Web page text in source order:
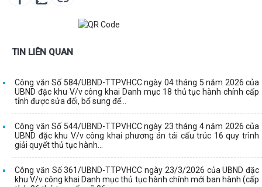
TIN LIÊN QUAN
Công văn Số 584/UBND-TTPVHCC ngày 04 tháng 5 năm 2026 của
UBND đặc khu V/v công khai Danh mục 18 thủ tục hành chính cấp
tỉnh được sửa đổi, bổ sung để...
Công văn Số 544/UBND-TTPVHCC ngày 23 tháng 4 năm 2026 của
UBND đặc khu V/v công khai phương án tái cấu trúc 16 quy trình
giải quyết thủ tục hành...
Công văn Số 361/UBND-TTPVHCC ngày 23/3/2026 của UBND đặc
khu V/v công khai Danh mục thủ tục hành chính mới ban hành (cấp